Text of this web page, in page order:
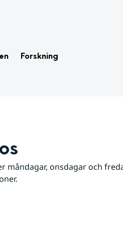
Forskning
måndagar, onsdagar och